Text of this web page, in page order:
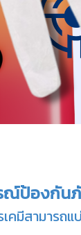
ณ์ป้องกัน
มีสามารถแ